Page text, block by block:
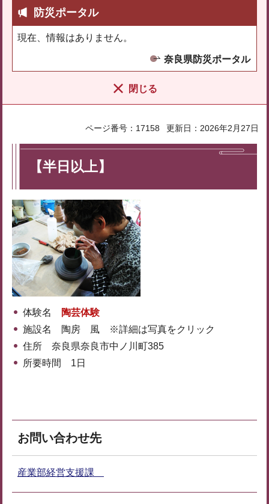
防災ポータル
現在、情報はありません。
奈良県防災ポータル
閉じる
ページ番号：17158 更新日：2026年2月27日
【半日以上】
体験名
陶芸体験
施設名 陶房 風 ※詳細は写真をクリック
住所 奈良県奈良市中ノ川町385
所要時間 1日
お問い合わせ先
産業部経営支援課